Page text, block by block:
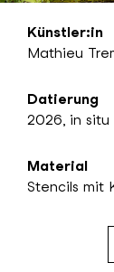
Künstler:in
Mathieu
Datierung
2026, in situ
Material
Stencils mit